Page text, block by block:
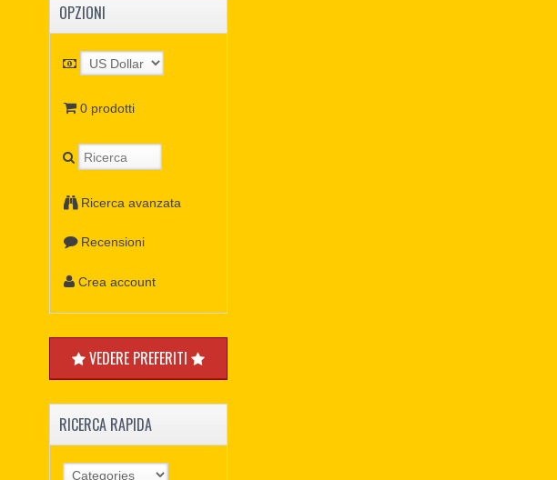
OPZIONI
0 prodotti
Ricerca avanzata
Recensioni
Crea account
VEDERE PREFERITI
RICERCA RAPIDA